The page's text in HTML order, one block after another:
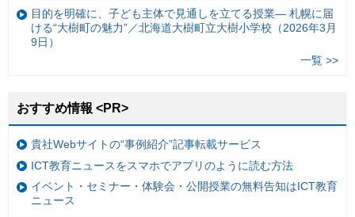
目的を明確に、子ども主体で見通しを立てる授業— 札幌に届
ける“大樹町の魅力”／北海道大樹町立大樹小学校（2026年3月
9日）
一覧 >>
おすすめ情報 <PR>
貴社Webサイトの“事例紹介”記事転載サービス
ICT教育ニュースをスマホでアプリのように読む方法
イベント・セミナー・体験会・公開授業の無料告知はICT教育
ニュース